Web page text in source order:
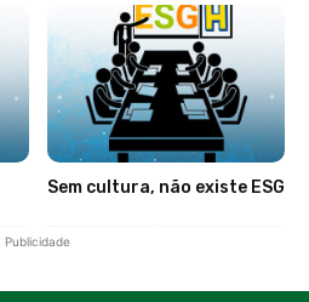
Sem cultura, não existe ESG
Publicidade